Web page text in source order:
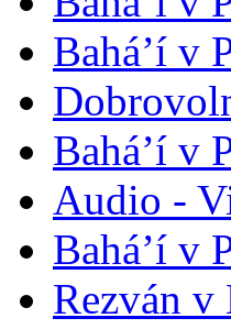
Bahá’í v
Bahá’í v
Audio -
Bahá’í v
Rezván v